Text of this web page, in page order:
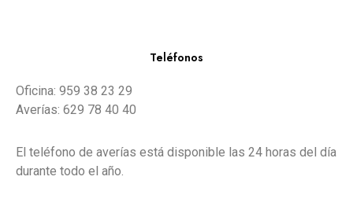
Teléfonos
Oficina: 959 38 23 29
Averías: 629 78 40 40
El teléfono de averías está disponible las 24 horas del día
durante todo el año.